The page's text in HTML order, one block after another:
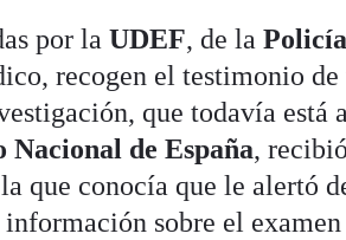
por laUDEF, de la
recogen el testimonio
que todavía está
Nacional de España,
que conocía que le alertó
sobre el